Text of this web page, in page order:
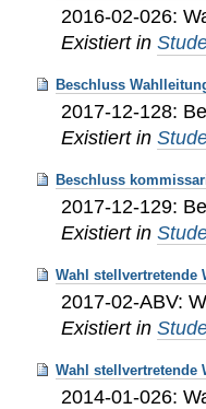
2016-02-026:
Existiert in
Beschluss
2017-12-128:
Existiert in
Beschluss
2017-12-129:
Existiert in
Wahl stellvertretende
2017-02-ABV:
Existiert in
Wahl stellvertretende
2014-01-026: